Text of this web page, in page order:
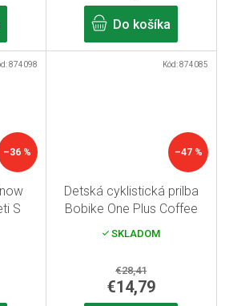
Do košíka
–36 %
S
874098
–47 %
Detská cyklistická prilba
Bobike One Plus Coffee
Brown S
SKLADOM
€28,41
€14,79
Kód:874085